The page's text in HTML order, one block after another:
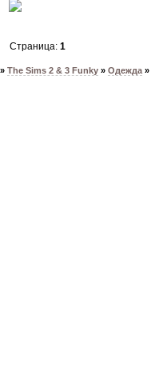
Страница:1
» The Sims 2 & 3 Funky » Одежда »